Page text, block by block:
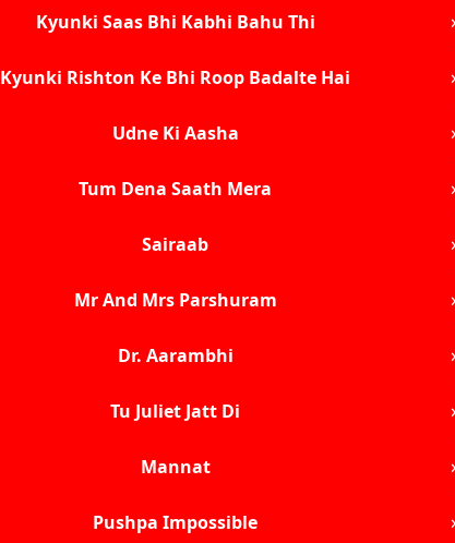
Kyunki Saas Bhi Kabhi Bahu Thi
Kyunki Rishton Ke Bhi Roop Badalte Hai
Udne Ki Aasha
Tum Dena Saath Mera
Sairaab
Mr And Mrs Parshuram
Dr. Aarambhi
Tu Juliet Jatt Di
Mannat
Pushpa Impossible